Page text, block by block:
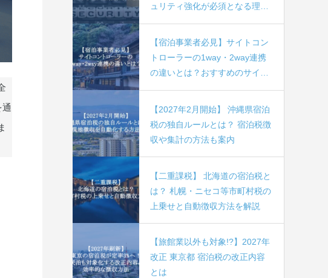
ュリティ強化が必須となる理由
【宿泊事業者必見】サイトコン
トローラーの1way・2way連携
の違いとは？おすすめのサイト
【2027年2月開始】 沖縄県宿泊
税の独自ルールとは？ 宿泊税徴
収や集計の方法も案内
【二重課税】 北海道の宿泊税と
は？ 札幌・ニセコ等市町村税の
上乗せと自動徴収方法を解説
【旅館業以外も対象!?】2027年
改正 東京都 宿泊税の改正内容
とは